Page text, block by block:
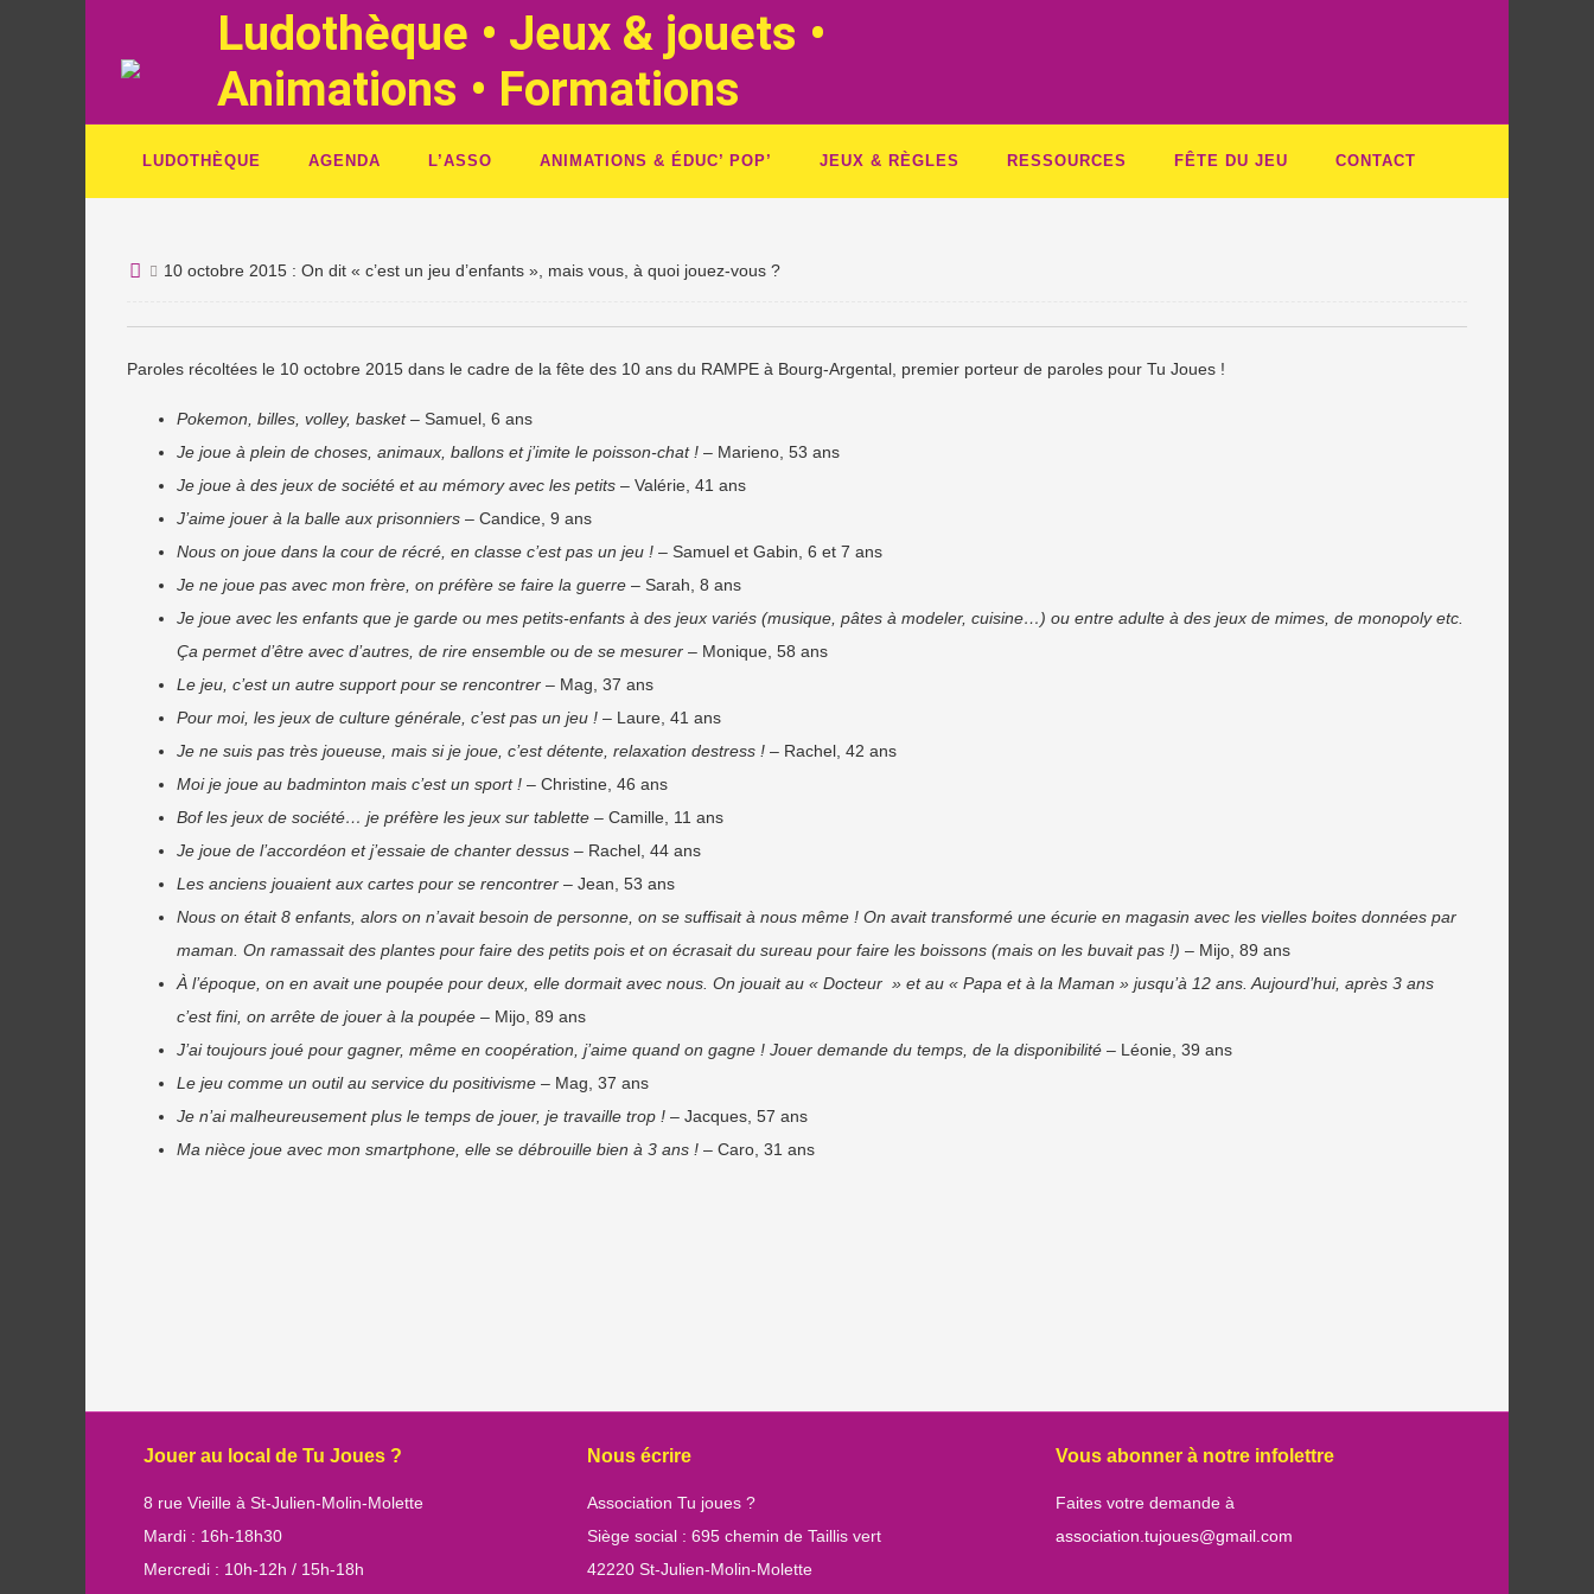
Ludothèque • Jeux & jouets •
Animations • Formations
LUDOTHÈQUE AGENDA L’ASSO ANIMATIONS & ÉDUC’ POP’ JEUX & RÈGLES RESSOURCES FÊTE DU JEU CONTACT
10 octobre 2015 : On dit « c’est un jeu d’enfants », mais vous, à quoi jouez-vous ?
Paroles récoltées le 10 octobre 2015 dans le cadre de la fête des 10 ans du RAMPE à Bourg-Argental, premier porteur de paroles pour Tu Joues !
Pokemon, billes, volley, basket– Samuel, 6 ans
Je joue à plein de choses, animaux, ballons et j’imite le poisson-chat ! – Marieno, 53 ans
Je joue à des jeux de société et au mémory avec les petits – Valérie, 41 ans
J’aime jouer à la balle aux prisonniers – Candice, 9 ans
Nous on joue dans la cour de récré, en classe c’est pas un jeu ! – Samuel et Gabin, 6 et 7 ans
Je ne joue pas avec mon frère, on préfère se faire la guerre – Sarah, 8 ans
Je joue avec les enfants que je garde ou mes petits-enfants à des jeux variés (musique, pâtes à modeler, cuisine…) ou entre adulte à des jeux de mimes, de monopoly etc.
Ça permet d’être avec d’autres, de rire ensemble ou de se mesurer – Monique, 58 ans
Le jeu, c’est un autre support pour se rencontrer – Mag, 37 ans
Pour moi, les jeux de culture générale, c’est pas un jeu ! – Laure, 41 ans
Je ne suis pas très joueuse, mais si je joue, c’est détente, relaxation destress ! – Rachel, 42 ans
Moi je joue au badminton mais c’est un sport ! – Christine, 46 ans
Bof les jeux de société… je préfère les jeux sur tablette – Camille, 11 ans
Je joue de l’accordéon et j’essaie de chanter dessus – Rachel, 44 ans
Les anciens jouaient aux cartes pour se rencontrer – Jean, 53 ans
Nous on était 8 enfants, alors on n’avait besoin de personne, on se suffisait à nous même ! On avait transformé une écurie en magasin avec les vielles boites données par
maman. On ramassait des plantes pour faire des petits pois et on écrasait du sureau pour faire les boissons (mais on les buvait pas !) – Mijo, 89 ans
À l’époque, on en avait une poupée pour deux, elle dormait avec nous. On jouait au « Docteur » et au « Papa et à la Maman » jusqu’à 12 ans. Aujourd’hui, après 3 ans
c’est fini, on arrête de jouer à la poupée – Mijo, 89 ans
J’ai toujours joué pour gagner, même en coopération, j’aime quand on gagne ! Jouer demande du temps, de la disponibilité – Léonie, 39 ans
Le jeu comme un outil au service du positivisme – Mag, 37 ans
Je n’ai malheureusement plus le temps de jouer, je travaille trop ! – Jacques, 57 ans
Ma nièce joue avec mon smartphone, elle se débrouille bien à 3 ans ! – Caro, 31 ans
Jouer au local de Tu Joues ?
8 rue Vieille à St-Julien-Molin-Molette
Mardi : 16h-18h30
Mercredi : 10h-12h / 15h-18h
Nous écrire
Association Tu joues ?
Siège social : 695 chemin de Taillis vert
42220 St-Julien-Molin-Molette
Vous abonner à notre infolettre
Faites votre demande à
association.tujoues@gmail.com